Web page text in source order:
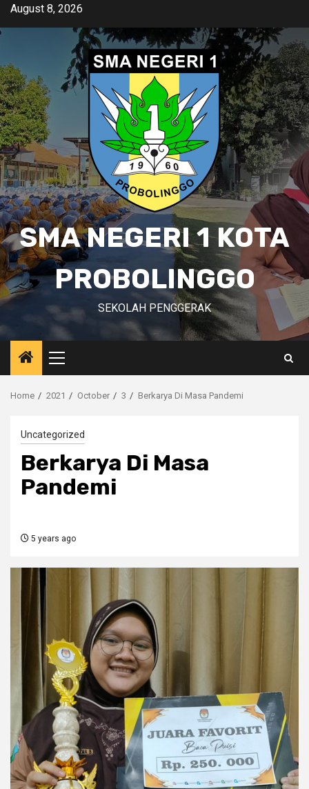
SkipAugust 8, 2026
SMA NEGERI 1 KOTA
PROBOLINGGO
SEKOLAH PENGGERAK
Primary
Menu
Home 2021 October 3 Berkarya Di Masa Pandemi
Uncategorized
Berkarya Di Masa
Pandemi
5 years ago